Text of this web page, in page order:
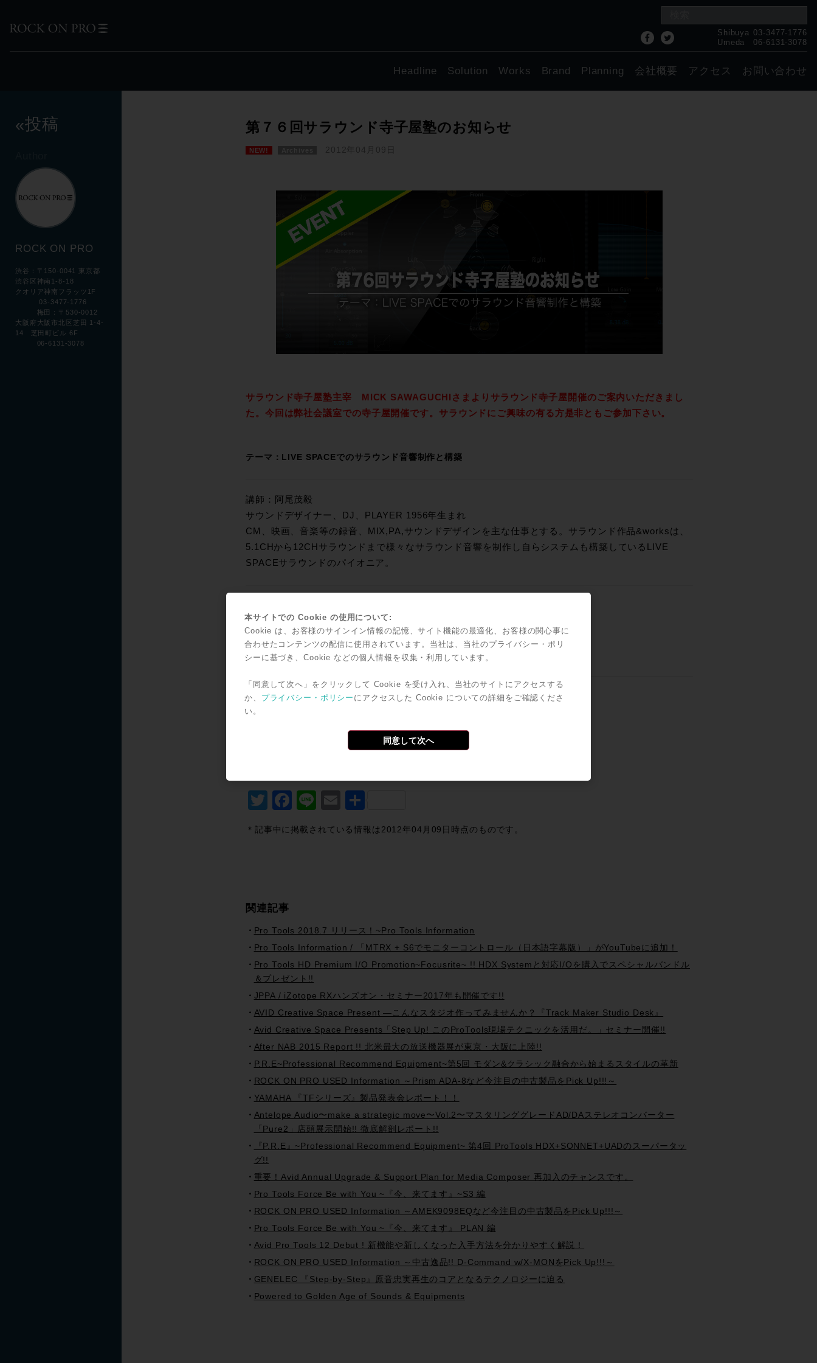
Shibuya 03-3477-1776
Umeda
06-6131-3078
Headline Solution Works Brand Planning 会社概要 アクセス お問い合わせ
«投稿
ROCK ON PRO
渋谷：〒150-0041 東京都
渋谷区神南1-8-18
クオリア神南フラッツ1F
03-3477-1776
梅田：〒530-0012
大阪府大阪市北区芝田 1-4-
14 芝田町ビル 6F
06-6131-3078
第７６回サラウンド寺子屋塾のお知らせ
NEW! 2012年04月09日
サラウンド寺子屋塾主宰 MICK SAWAGUCHIさまよりサラウンド寺子屋開催のご案内いただきまし
た。今回は弊社会議室での寺子屋開催です。サラウンドにご興味の有る方是非ともご参加下さい。
テーマ：LIVE SPACEでのサラウンド音響制作と構築
講師：阿尾茂毅
サウンドデザイナー、DJ、PLAYER 1956年生まれ
CM、映画、音楽等の録音、MIX,PA,サウンドデザインを主な仕事とする。サラウンド作品&worksは、
5.1CHから12CHサラウンドまで様々なサラウンド音響を制作し自らシステムも構築しているLIVE
SPACEサラウンドのパイオニア。
場所：メディア・インテグレーション本社オフィス内特設セミナールーム
東京都渋谷区神南1-4-8 神南渡辺ビル2F
（ショップ向のビルの2Fとなります）
以上のテーマで開催します。
参加希望の方は、メールまたはFACEBOOK『寺子屋』で申し込んで下さい。
申込先メールアドレス＞＞Mick-sawa@u01.gate01.com
http://surroundterakoya.blogspot.com/
Twitter
Facebook
LineEmail
＊記事中に掲載されている情報は2012年04月09日時点のものです。
関連記事
Pro Tools 2018.7 リリース！~Pro Tools Information
Pro Tools Information / 「MTRX + S6でモニターコントロール（日本語字幕版）」がYouTubeに追加！
Pro Tools HD Premium I/O Promotion~Focusrite~ !! HDX Systemと対応I/Oを購入でスペシャルバンドル
＆プレゼント!!
JPPA / iZotope RXハンズオン・セミナー2017年も開催です!!
AVID Creative Space Present —こんなスタジオ作ってみませんか？『Track Maker Studio Desk』
Avid Creative Space Presents「Step Up! このProTools現場テクニックを活用だ。」セミナー開催!!
After NAB 2015 Report !! 北米最大の放送機器展が東京・大阪に上陸!!
P.R.E~Professional Recommend Equipment~第5回 モダン&クラシック融合から始まるスタイルの革新
ROCK ON PRO USED Information ～Prism ADA-8など今注目の中古製品をPick Up!!!～
YAMAHA 『TFシリーズ』製品発表会レポート！！
Antelope Audio〜make a strategic move〜Vol.2〜マスタリンググレードAD/DAステレオコンバーター
「Pure2」店頭展示開始!! 徹底解剖レポート!!
『P.R.E』~Professional Recommend Equipment~ 第4回 ProTools HDX+SONNET+UADのスーパータッ
グ!!
重要！Avid Annual Upgrade & Support Plan for Media Composer 再加入のチャンスです。
Pro Tools Force Be with You ~『今、来てます』~S3 編
ROCK ON PRO USED Information ～AMEK9098EQなど今注目の中古製品をPick Up!!!～
Pro Tools Force Be with You ~『今、来てます』 PLAN 編
Avid Pro Tools 12 Debut ! 新機能や新しくなった入手方法を分かりやすく解説！
ROCK ON PRO USED Information ～中古逸品!! D-Command w/X-MONをPick Up!!!～
GENELEC 『Step-by-Step』原音忠実再生のコアとなるテクノロジーに迫る
Powered to Golden Age of Sounds & Equipments
本サイトでの Cookie の使用について:
Cookie は、お客様のサインイン情報の記憶、サイト機能の最適化、お客様の関心事に
合わせたコンテンツの配信に使用されています。当社は、当社のプライバシー・ポリ
シーに基づき、Cookie などの個人情報を収集・利用しています。
「同意して次へ」をクリックして Cookie を受け入れ、当社のサイトにアクセスする
か、 プライバシー・ポリシー にアクセスした Cookie についての詳細をご確認くださ
い。
同意して次へ